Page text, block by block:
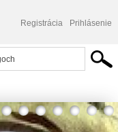
Registrácia Prihlásenie
A ako sa ÚPN angažuje v